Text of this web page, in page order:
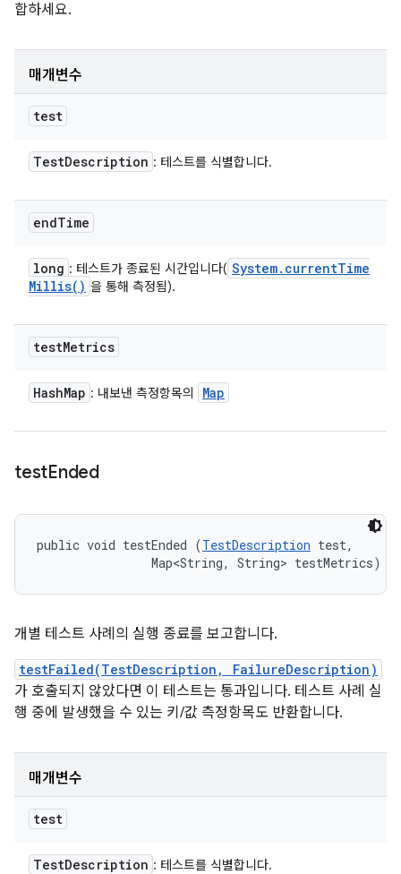
합하세요.
매개변수
test
TestDescription : 테스트를 식별합니다.
endTime
long : 테스트가 종료된 시간입니다( System. currentTime
Millis( ) 을 통해 측정됨).
testMetrics
HashMap : 내보낸 측정항목의 Map
testEnded
public void testEnded (TestDescription test,
                Map<String, String> testMetrics)
개별 테스트 사례의 실행 종료를 보고합니다.
testFailed(TestDescription, FailureDescription)
가 호출되지 않았다면 이 테스트는 통과입니다. 테스트 사례 실
행 중에 발생했을 수 있는 키/값 측정항목도 반환합니다.
매개변수
test
TestDescription : 테스트를 식별합니다.